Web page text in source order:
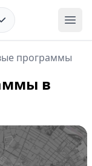
программы
в